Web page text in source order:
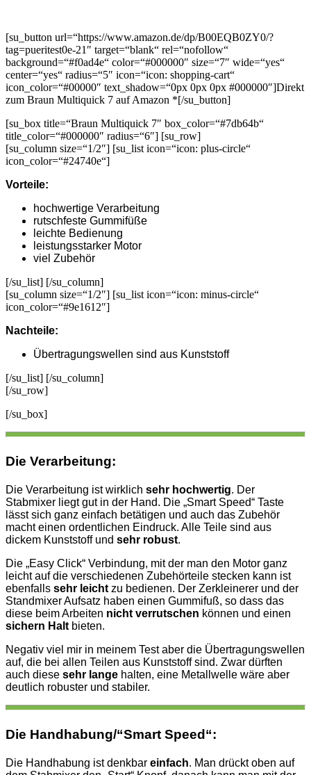
[su_button url=“https://www.amazon.de/dp/B00EQB0ZY0/?
tag=pueritest0e-21″ target=“blank“ rel=“nofollow“
background=“#f0ad4e“ color=“#000000″ size=“7″ wide=“yes“
center=“yes“ radius=“5″ icon=“icon: shopping-cart“
icon_color=“#00000″ text_shadow=“0px 0px 0px #000000″]Direkt
zum Braun Multiquick 7 auf Amazon *[/su_button]
[su_box title=“Braun Multiquick 7″ box_color=“#7db64b“
title_color=“#000000″ radius=“6″] [su_row]
[su_column size=“1/2″] [su_list icon=“icon: plus-circle“
icon_color=“#24740e“]
Vorteile:
hochwertige Verarbeitung
rutschfeste Gummifüße
leichte Bedienung
leistungsstarker Motor
viel Zubehör
[/su_list] [/su_column]
[su_column size=“1/2″] [su_list icon=“icon: minus-circle“
icon_color=“#9e1612″]
Nachteile:
Übertragungswellen sind aus Kunststoff
[/su_list] [/su_column]
[/su_row]
[/su_box]
Die Verarbeitung:
Die Verarbeitung ist wirklich sehr hochwertig. Der
Stabmixer liegt gut in der Hand. Die „Smart Speed“ Taste
lässt sich ganz einfach betätigen und auch das Zubehör
macht einen ordentlichen Eindruck. Alle Teile sind aus
dickem Kunststoff und sehr robust.
Die „Easy Click“ Verbindung, mit der man den Motor ganz
leicht auf die verschiedenen Zubehörteile stecken kann ist
ebenfalls sehr leicht zu bedienen. Der Zerkleinerer und der
Standmixer Aufsatz haben einen Gummifuß, so dass das
diese beim Arbeiten nicht verrutschen können und einen
sichern Halt bieten.
Negativ viel mir in meinem Test aber die Übertragungswellen
auf, die bei allen Teilen aus Kunststoff sind. Zwar dürften
auch diese sehr lange halten, eine Metallwelle wäre aber
deutlich robuster und stabiler.
Die Handhabung/“Smart Speed“:
Die Handhabung ist denkbar einfach. Man drückt oben auf